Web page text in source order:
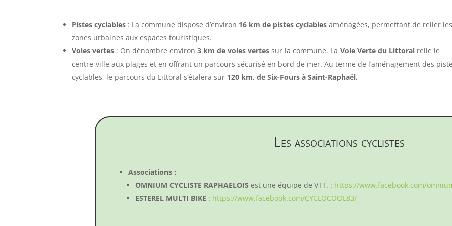
Pistes cyclables: La commune dispose d’environ 16 km de pistes cyclablesaménagées, permettant de relier les
zones urbaines aux espaces touristiques.
Voies vertes: On dénombre environ 3 km de voies vertessur la commune. La Voie Verte du Littoralrelie le
centre‑ville aux plages et en offrant un parcours sécurisé en bord de mer. Au terme de l’aménagement des
cyclables, le parcours du Littoral s’étalera sur 120 km, de Six-Fours à Saint-Raphaël.
Les associations cyclistes
Associations :
OMNIUM CYCLISTE RAPHAELOISest une équipe de VTT. : https://www.facebook.com/
ESTEREL MULTI BIKE : https://www.facebook.com/CYCLOCOOL83/